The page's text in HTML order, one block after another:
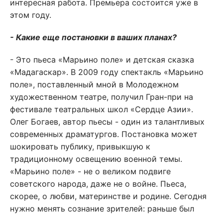
интересная работа. Премьера состоится уже в
этом году.
- Какие еще постановки в ваших планах?
- Это пьеса «Марьино поле» и детская сказка
«Мадагаскар». В 2009 году спектакль «Марьино
поле», поставленный мной в Молодежном
художественном театре, получил Гран-при на
фестивале театральных школ «Сердце Азии».
Олег Богаев, автор пьесы - один из талантливых
современных драматургов. Постановка может
шокировать публику, привыкшую к
традиционному освещению военной темы.
«Марьино поле» - не о великом подвиге
советского народа, даже не о войне. Пьеса,
скорее, о любви, материнстве и родине. Сегодня
нужно менять сознание зрителей: раньше был